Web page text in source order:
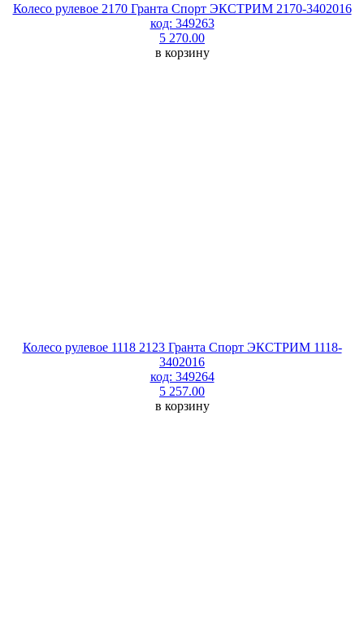
Колесо рулевое 2170 Гранта Спорт ЭКСТРИМ 2170-3402016
код: 349263
5 270.00
в корзину
Колесо рулевое 1118 2123 Гранта Спорт ЭКСТРИМ 1118-
3402016
код: 349264
5 257.00
в корзину